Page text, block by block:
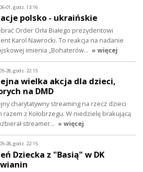
01, godz. 13:16
polsko - ukraińskie
Order Orła Białego prezydentowi
Karol Nawrocki. To reakcja na nadanie
imienia „Bohaterów… » więcej
28, godz. 22:15
wielka akcja dla dzieci,
na DMD
charytatywny streaming na rzecz dzieci
razem z Kołobrzegu. W niedzielę brakującą
streamer… » więcej
28, godz. 22:15
Dziecka z "Basią" w DK